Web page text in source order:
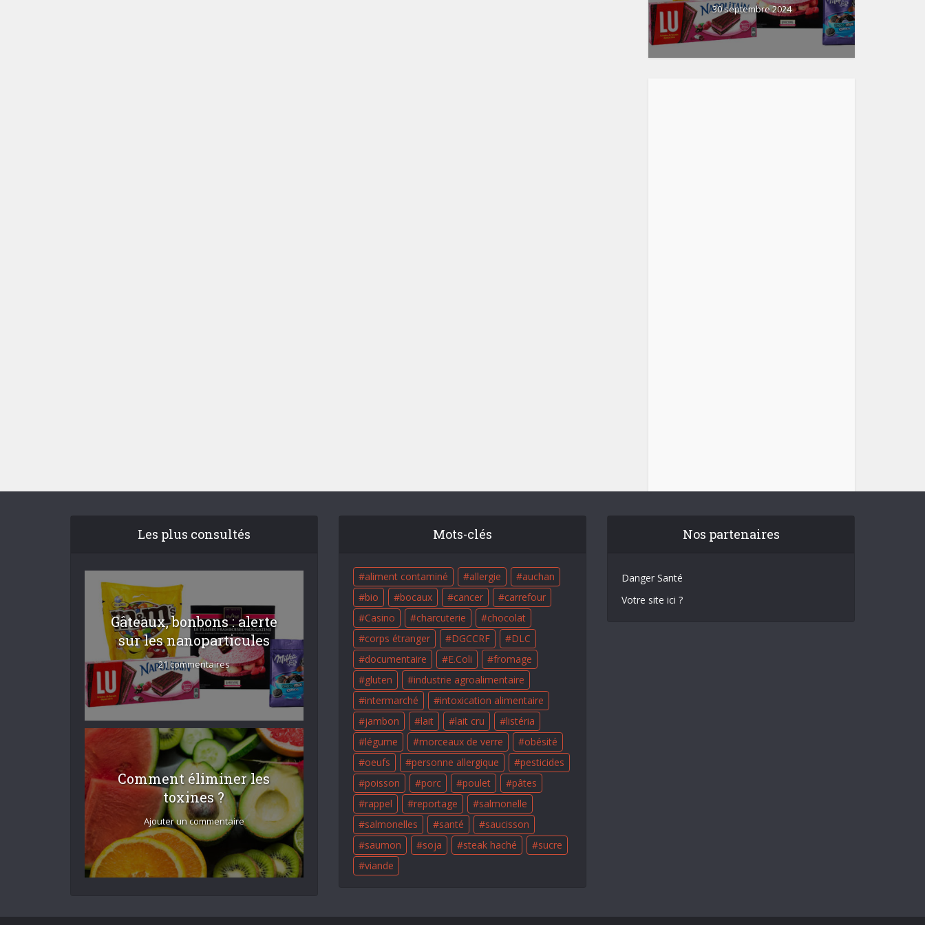
30 septembre 2024
Les plus consultés
Gâteaux, bonbons : alerte
sur les nanoparticules
21 commentaires
Comment éliminer les
toxines ?
Ajouter un commentaire
Mots-clés
aliment contaminé allergie
auchan
bio
bocaux cancer
carrefour
Casino
charcuterie
chocolat
corps étranger
DGCCRF
DLC
documentaire
E.Coli
fromage
gluten
industrie agroalimentaire
intermarché
intoxication alimentaire
jambon
lait lait cru
listéria
légume
morceaux de verre
obésité
oeufs
personne allergique
pesticides
poisson
porc poulet
pâtes
rappel
reportage
salmonelle
salmonelles
santé
saucisson
saumon
soja steak haché
sucre
viande
Nos partenaires
Danger Santé
Votre site ici ?